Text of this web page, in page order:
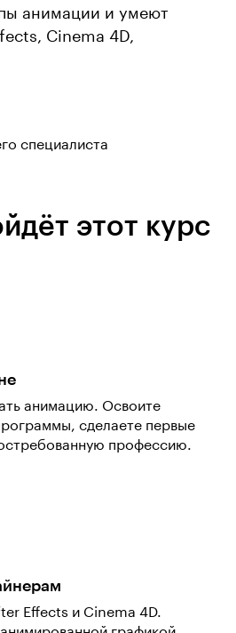
анимации и умеют
Cinema 4D,
специалиста
этот курс
анимацию. Освоите
сделаете первые
профессию.
Effects и Cinema 4D.